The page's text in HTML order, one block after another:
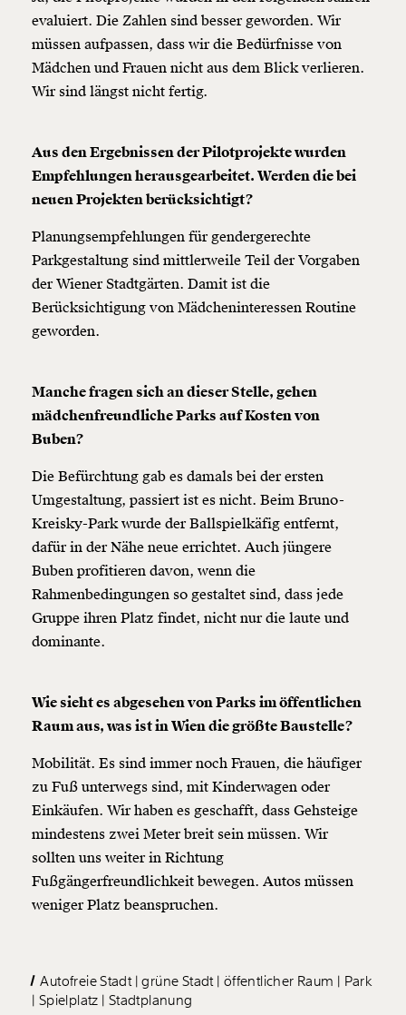
ausdrucken oder weiterleiten und verschenken
1/3
evaluiert. Die Zahlen sind besser geworden. Wir
müssen aufpassen, dass wir die Bedürfnisse von
Mädchen und Frauen nicht aus dem Blick verlieren.
Wir sind längst nicht fertig.
Aus den Ergebnissen der Pilotprojekte wurden
Empfehlungen herausgearbeitet. Werden die bei
neuen Projekten berücksichtigt?
Planungsempfehlungen für gendergerechte
Parkgestaltung sind mittlerweile Teil der Vorgaben
der Wiener Stadtgärten. Damit ist die
Berücksichtigung von Mädcheninteressen Routine
geworden.
Manche fragen sich an dieser Stelle, gehen
mädchenfreundliche Parks auf Kosten von
Buben?
Die Befürchtung gab es damals bei der ersten
Umgestaltung, passiert ist es nicht. Beim Bruno-
Kreisky-Park wurde der Ballspielkäfig entfernt,
dafür in der Nähe neue errichtet. Auch jüngere
Buben profitieren davon, wenn die
Rahmenbedingungen so gestaltet sind, dass jede
Gruppe ihren Platz findet, nicht nur die laute und
dominante.
Wie sieht es abgesehen von Parks im öffentlichen
Raum aus, was ist in Wien die größte Baustelle?
Mobilität. Es sind immer noch Frauen, die häufiger
zu Fuß unterwegs sind, mit Kinderwagen oder
Einkäufen. Wir haben es geschafft, dass Gehsteige
mindestens zwei Meter breit sein müssen. Wir
sollten uns weiter in Richtung
Fußgängerfreundlichkeit bewegen. Autos müssen
weniger Platz beanspruchen.
Autofreie Stadt grüne Stadt öffentlicher Raum
Park
Spielplatz Stadtplanung